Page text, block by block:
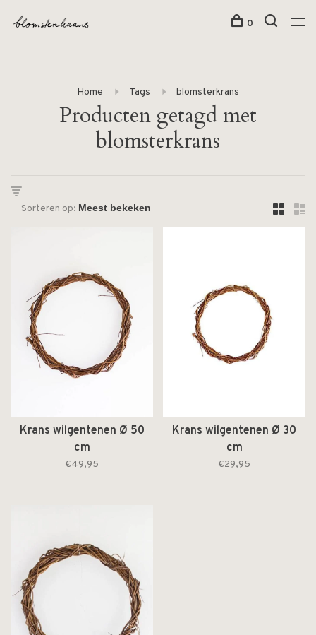
0
Home Tags blomsterkrans
Producten getagd met
blomsterkrans
Sorteren op:
Krans wilgentenen Ø 50
cm
€49,95
Krans wilgentenen Ø 30
cm
€29,95